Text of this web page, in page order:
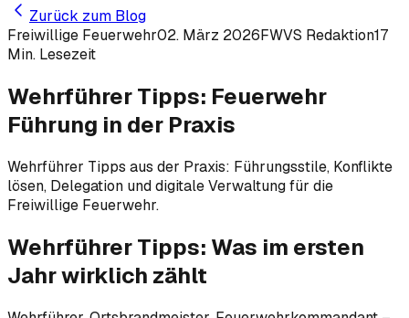
Zurück zum Blog
Freiwillige Feuerwehr02. März 2026FWVS Redaktion17
Min. Lesezeit
Wehrführer Tipps: Feuerwehr
Führung in der Praxis
Wehrführer Tipps aus der Praxis: Führungsstile, Konflikte
lösen, Delegation und digitale Verwaltung für die
Freiwillige Feuerwehr.
Wehrführer Tipps: Was im ersten
Jahr wirklich zählt